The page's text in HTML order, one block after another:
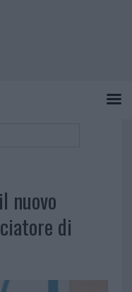
nuovo
di